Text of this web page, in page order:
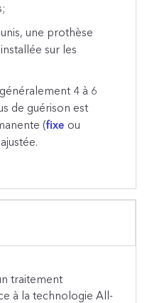
une prothèse
sur les
4 à 6
de guérison est
(fixe ou
traitement
à la technologie All-